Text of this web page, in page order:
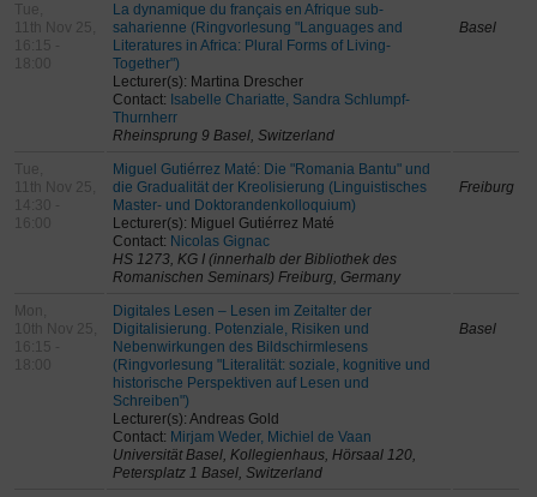
Tue,
11th Nov 25,
16:15 -
La dynamique du français en Afrique sub-
saharienne (Ringvorlesung "Languages and
Literatures in Africa: Plural Forms of Living-
Together")
Lecturer(s): Martina Drescher
Contact: Isabelle Chariatte, Sandra Schlumpf-
Thurnherr
Rheinsprung 9 Basel, Switzerland
Basel
Tue,
11th Nov 25,
14:30 -
16:00
Miguel Gutiérrez Maté: Die "Romania Bantu" und
die Gradualität der Kreolisierung (Linguistisches
Master- und Doktorandenkolloquium)
Lecturer(s): Miguel Gutiérrez Maté
Contact: Nicolas Gignac
HS 1273, KG I (innerhalb der Bibliothek des
Romanischen Seminars) Freiburg, Germany
Freiburg
Mon,
10th Nov 25,
16:15 -
Digitales Lesen – Lesen im Zeitalter der
Digitalisierung. Potenziale, Risiken und
Nebenwirkungen des Bildschirmlesens
(Ringvorlesung "Literalität: soziale, kognitive und
historische Perspektiven auf Lesen und
Schreiben")
Lecturer(s): Andreas Gold
Contact: Mirjam Weder, Michiel de Vaan
Universität Basel, Kollegienhaus, Hörsaal 120,
Petersplatz 1 Basel, Switzerland
Basel